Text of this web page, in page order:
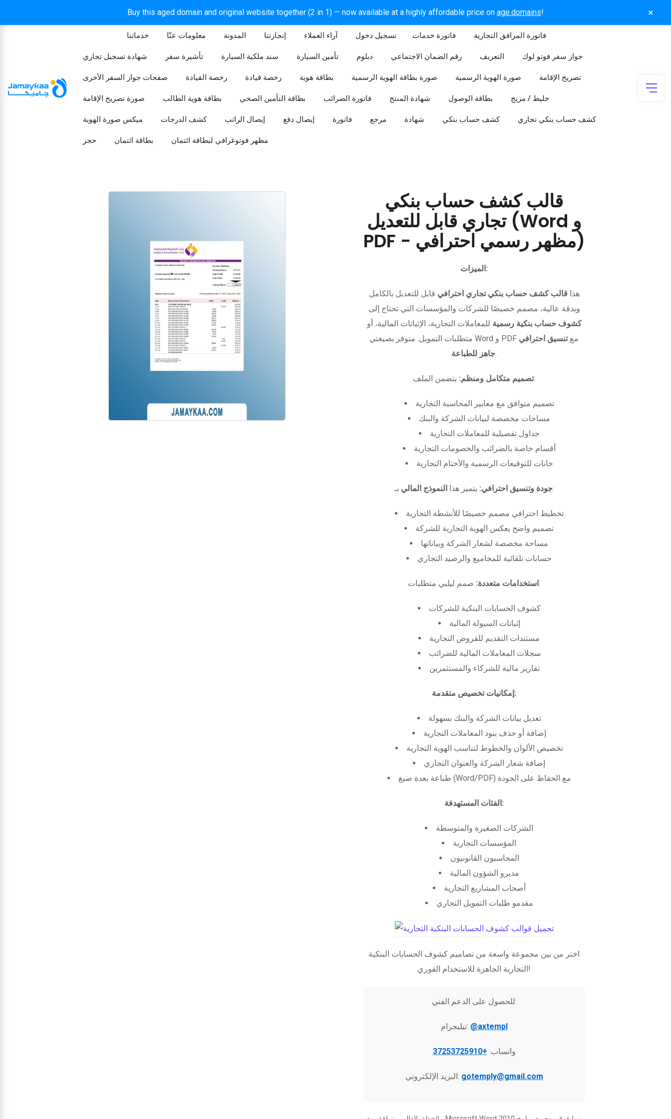
Buy this aged domain and original website together (2 in 1) — now available at a highly affordable price on age.domains! ×
خدماتنا معلومات عنّا المدونة إنجازتنا آراء العملاء تسجيل دخول​ فاتورة خدمات فاتورة المرافق التجارية
شهادة تسجيل تجاري تأشيرة سفر سند ملكية السيارة تأمين السيارة دبلوم رقم الضمان الاجتماعي التعريف جواز سفر فوتو لوك
صفحات جواز السفر الأخرى رخصة القيادة رخصة قيادة بطاقة هوية صورة بطاقة الهوية الرسمية صورة الهوية الرسمية تصريح الإقامة
صورة تصريح الإقامة بطاقة هوية الطالب بطاقة التأمين الصحي فاتورة الضرائب شهادة المنتج بطاقة الوصول خليط / مزيج
ميكس صورة الهوية كشف الدرجات إيصال الراتب إيصال دفع فاتورة مرجع شهادة كشف حساب بنكي كشف حساب بنكي تجاري
حجز بطاقة ائتمان مظهر فوتوغرافي لبطاقة ائتمان
قالب كشف حساب بنكي
تجاري قابل للتعديل (Word و
PDF - مظهر رسمي احترافي)
الميزات:
هذا قالب كشف حساب بنكي تجاري احترافي قابل للتعديل بالكامل
وبدقة عالية، مصمم خصيصًا للشركات والمؤسسات التي تحتاج إلى
كشوف حساب بنكية رسمية للمعاملات التجارية، الإثباتات المالية، أو
متطلبات التمويل. متوفر بصيغتي Word و PDF معتنسيق احترافي
جاهز للطباعة.
تصميم متكامل ومنظم:يتضمن الملف:
تصميم متوافق مع معايير المحاسبة التجارية
مساحات مخصصة لبيانات الشركة والبنك
جداول تفصيلية للمعاملات التجارية
أقسام خاصة بالضرائب والخصومات التجارية
خانات للتوقيعات الرسمية والأختام التجارية
جودة وتنسيق احترافي: يتميز هذا النموذج المالي بـ:
تخطيط احترافي مصمم خصيصًا للأنشطة التجارية
تصميم واضح يعكس الهوية التجارية للشركة
مساحة مخصصة لشعار الشركة وبياناتها
حسابات تلقائية للمجاميع والرصيد التجاري
استخدامات متعددة:صمم ليلبي متطلبات:
كشوف الحسابات البنكية للشركات
إثباتات السيولة المالية
مستندات التقديم للقروض التجارية
سجلات المعاملات المالية للضرائب
تقارير مالية للشركاء والمستثمرين
إمكانيات تخصيص متقدمة:
تعديل بيانات الشركة والبنك بسهولة
إضافة أو حذف بنود المعاملات التجارية
تخصيص الألوان والخطوط لتناسب الهوية التجارية
إضافة شعار الشركة والعنوان التجاري
طباعة بعدة صيغ (Word/PDF) مع الحفاظ على الجودة
الفئات المستهدفة:
الشركات الصغيرة والمتوسطة
المؤسسات التجارية
المحاسبون القانونيون
مديرو الشؤون المالية
أصحاب المشاريع التجارية
مقدمو طلبات التمويل التجاري
اختر من بين مجموعة واسعة من تصاميم كشوف الحسابات البنكية
التجارية الجاهزة للاستخدام الفوري!
للحصول على الدعم الفني:
تيليجرام: @axtempl
واتساب: +37253725910
البريد الإلكتروني: gotemply@gmail.com